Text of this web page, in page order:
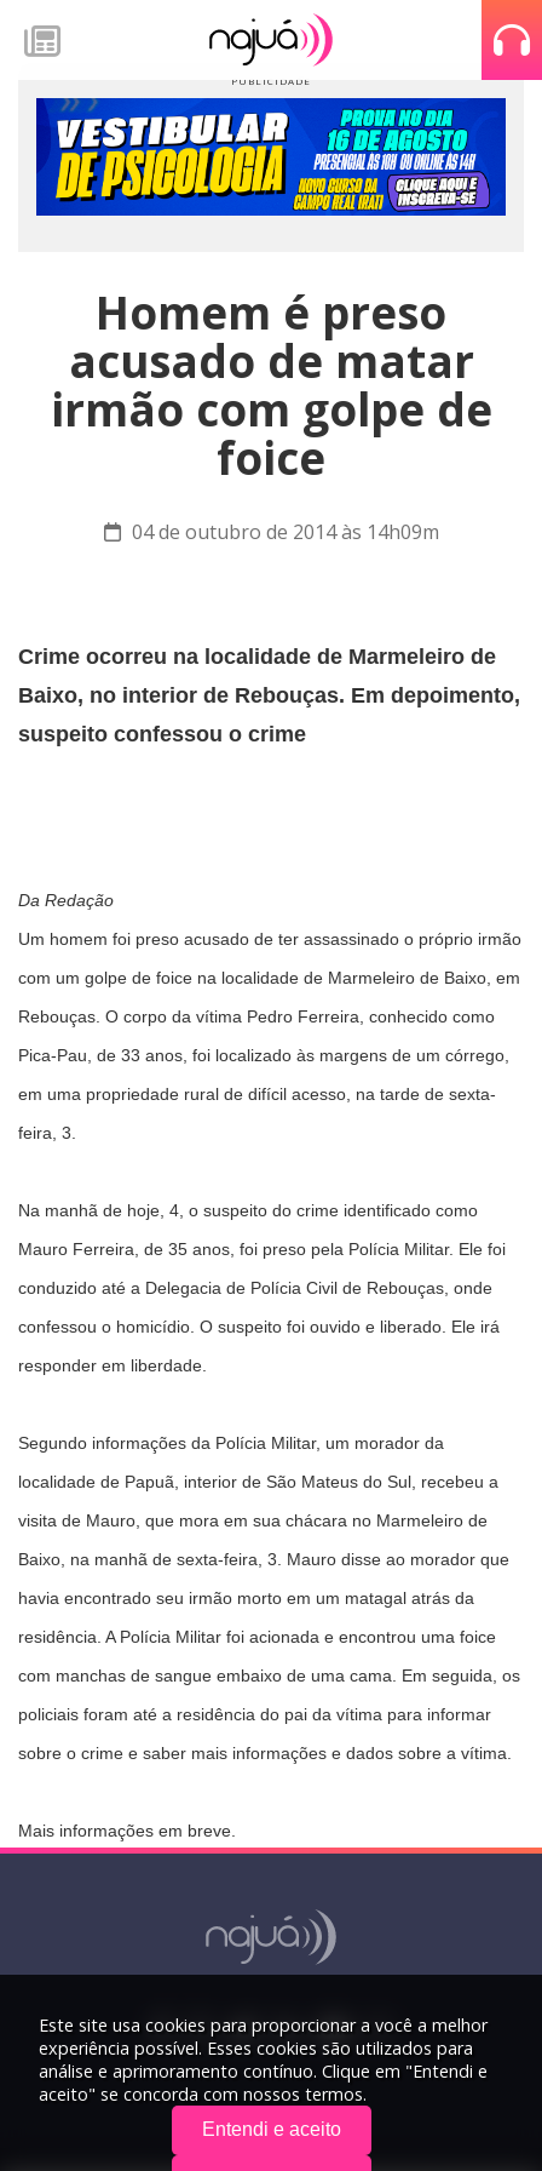
Homem é preso
acusado de matar
irmão com golpe de
foice
04 de outubro de 2014 às 14h09m
Crime ocorreu na localidade de Marmeleiro de
Baixo, no interior de Rebouças. Em depoimento,
suspeito confessou o crime
Da Redação
Um homem foi preso acusado de ter assassinado o próprio irmão
com um golpe de foice na localidade de Marmeleiro de Baixo, em
Rebouças. O corpo da vítima Pedro Ferreira, conhecido como
Pica-Pau, de 33 anos, foi localizado às margens de um córrego,
em uma propriedade rural de difícil acesso, na tarde de sexta-
feira, 3.
Na manhã de hoje, 4, o suspeito do crime identificado como
Mauro Ferreira, de 35 anos, foi preso pela Polícia Militar. Ele foi
conduzido até a Delegacia de Polícia Civil de Rebouças, onde
confessou o homicídio. O suspeito foi ouvido e liberado. Ele irá
responder em liberdade.
Segundo informações da Polícia Militar, um morador da
localidade de Papuã, interior de São Mateus do Sul, recebeu a
visita de Mauro, que mora em sua chácara no Marmeleiro de
Baixo, na manhã de sexta-feira, 3. Mauro disse ao morador que
havia encontrado seu irmão morto em um matagal atrás da
residência. A Polícia Militar foi acionada e encontrou uma foice
com manchas de sangue embaixo de uma cama. Em seguida, os
policiais foram até a residência do pai da vítima para informar
sobre o crime e saber mais informações e dados sobre a vítima.
Mais informações em breve.
Este site usa cookies para proporcionar a você a melhor
experiência possível. Esses cookies são utilizados para
análise e aprimoramento contínuo. Clique em "Entendi e
aceito" se concorda com nossos termos.
Entendi e aceito